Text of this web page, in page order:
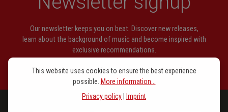
54.
Werde munter, mein Gemüte (Herr, du hast für alle
Wer weiß, wie nahe mir mein Ende
Our newsletter keeps you on beat. Discover new releases,
learn about the background of music and become inspired with
exclusive recommendations.
This website uses cookies to ensure the best experience
possible. More information...
Privacy policy
Imprint